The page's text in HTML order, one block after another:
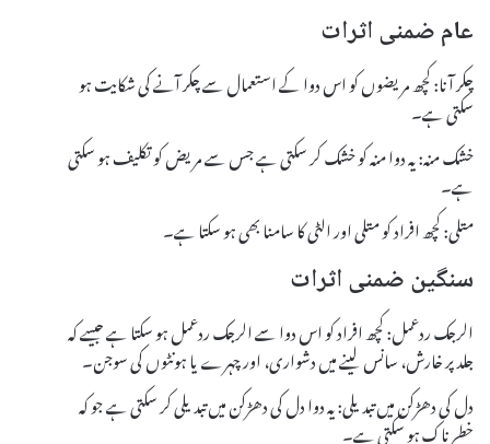
عام ضمنی اثرات
چکر آنا: کچھ مریضوں کو اس دوا کے استعمال سے چکر آنے کی شکایت ہو
سکتی ہے۔
خشک منہ: یہ دوا منہ کو خشک کر سکتی ہے جس سے مریض کو تکلیف ہو سکتی
ہے۔
متلی: کچھ افراد کو متلی اور الٹی کا سامنا بھی ہو سکتا ہے۔
سنگین ضمنی اثرات
الرجک ردعمل: کچھ افراد کو اس دوا سے الرجک ردعمل ہو سکتا ہے جیسے کہ
جلد پر خارش، سانس لینے میں دشواری، اور چہرے یا ہونٹوں کی سوجن۔
دل کی دھڑکن میں تبدیلی: یہ دوا دل کی دھڑکن میں تبدیلی کر سکتی ہے جو کہ
خطرناک ہو سکتی ہے۔